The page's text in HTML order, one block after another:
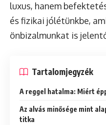
luxus, hanem
és fizikai jólétünkbe,
önbizalmunkat is
Tartalomjegyzék
A reggel hatalma: Miért
Az alvás minősége mint
titka